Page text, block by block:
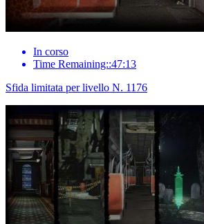
In corso
Time Remaining::47:13
Sfida limitata per livello N. 1176